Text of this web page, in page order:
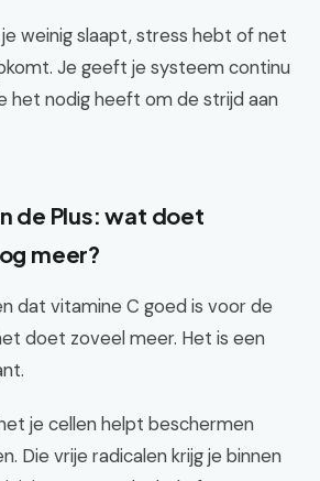
weinig slaapt, stress hebt of net
Je geeft je systeem continu
het nodig heeft om de strijd aan
de Plus: wat doet
meer?
dat vitamine C goed is voor de
doet zoveel meer. Het is een
je cellen helpt beschermen
Die vrije radicalen krijg je binnen